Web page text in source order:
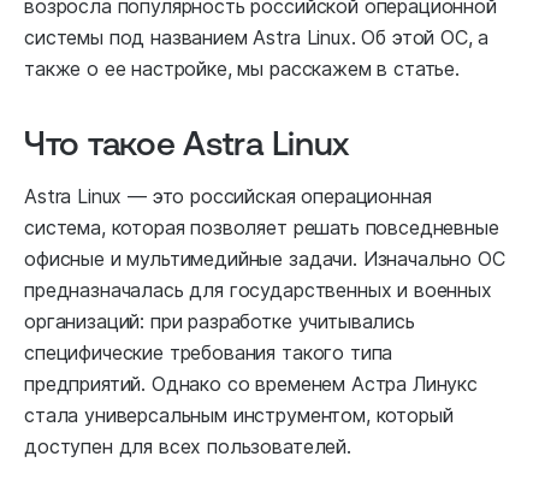
возросла популярность российской операционной
системы под названием Astra Linux. Об этой ОС, а
также о ее настройке, мы расскажем в статье.
Что такое Astra Linux
Astra Linux — это российская операционная
система, которая позволяет решать повседневные
офисные и мультимедийные задачи. Изначально ОС
предназначалась для государственных и военных
организаций: при разработке учитывались
специфические требования такого типа
предприятий. Однако со временем Астра Линукс
стала универсальным инструментом, который
доступен для всех пользователей.